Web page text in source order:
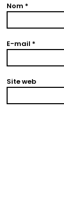
Nom *
E-mail *
Site web